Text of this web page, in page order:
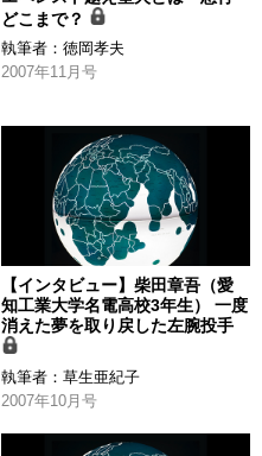
どこまで？
執筆者：徳岡孝夫
2007年11月号
【インタビュー】柴田章吾（愛
知工業大学名電高校3年生） 一度
消えた夢を取り戻した左腕投手
執筆者：草生亜紀子
2007年10月号